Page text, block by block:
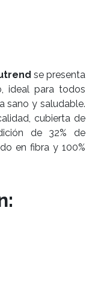
se presenta
ideal para todos
sano y saludable.
cubierta de
de 32% de
en fibra y 100%